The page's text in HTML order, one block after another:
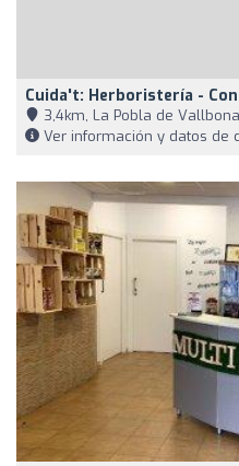
Cuida't: Herboristería -
3,4km, La Pobla de Vallbona
Ver información y datos de